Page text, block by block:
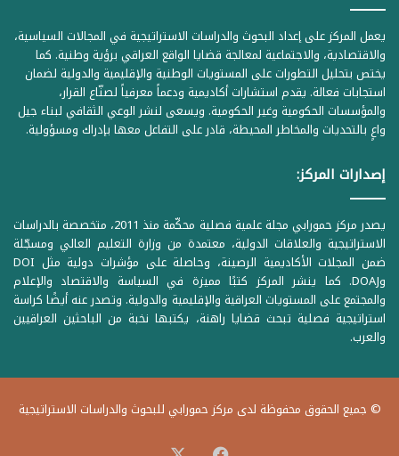
يعمل المركز على إعداد البحوث والدراسات الاستراتيجية في المجالات السياسية،
والاقتصادية، والاجتماعية لمعالجة قضايا الواقع العراقي برؤية وطنية. كما
يختص بتحليل التطورات على المستويات الوطنية والإقليمية والدولية لضمان
استجابات فعالة. يقدم استشارات أكاديمية ودعماً معرفياً لصنّاع القرار،
والمؤسسات الحكومية وغير الحكومية. ويسعى لنشر الوعي الثقافي لبناء جيل
واعٍ بالتحديات والمخاطر المحيطة، قادر على التفاعل معها بإدراك ومسؤولية.
إصدارات المركز:
يصدر مركز حمورابي مجلة علمية فصلية محكّمة منذ 2011، متخصصة بالدراسات
الاستراتيجية والعلاقات الدولية، معتمدة من وزارة التعليم العالي ومسجّلة
ضمن المجلات الأكاديمية الرصينة، وحاصلة على مؤشرات دولية مثل DOI
وDOAJ. كما ينشر المركز كتبًا مميزة في السياسة والاقتصاد والإعلام
والمجتمع على المستويات العراقية والإقليمية والدولية. وتصدر عنه أيضًا كراسة
استراتيجية فصلية تبحث قضايا راهنة، يكتبها نخبة من الباحثين العراقيين
والعرب.
© جميع الحقوق محفوظة لدى مركز حمورابي للبحوث والدراسات الاستراتيجية